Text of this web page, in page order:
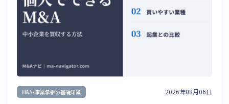
M&A・事業承継の基礎知識 2026年08月06日